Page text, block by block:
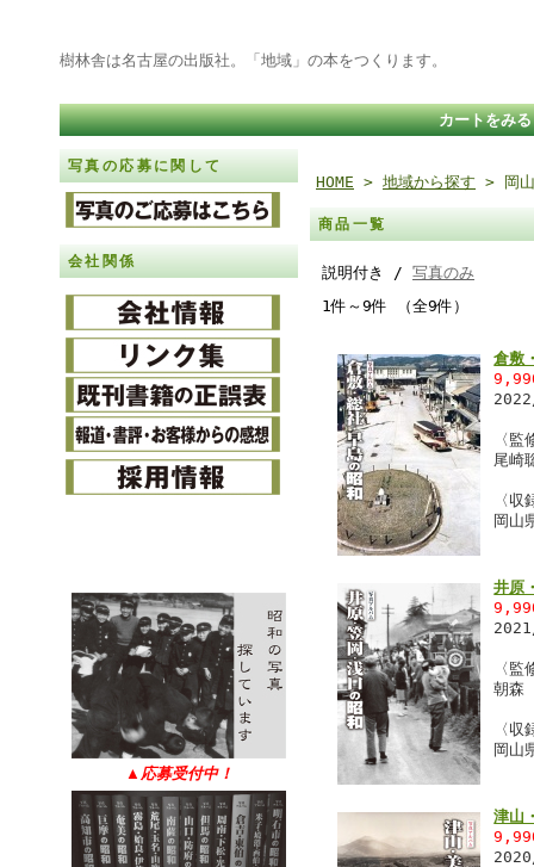
樹林舎は名古屋の出版社。「地域」の本をつくります。
カートをみる
写真の応募に関して
会社関係
▲ 応募受付中！
HOME > 地域から探す > 岡
商品一覧
説明付き / 写真のみ
1件～9件 （全9件）
倉敷
〈監
尾崎
〈収
岡山
井原
〈監
朝森
〈収
岡山
津山